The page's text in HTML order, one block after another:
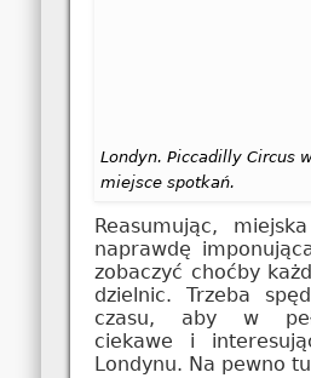
Londyn. Piccadilly Circus
miejsce spotkań.
Reasumując,
naprawdę
zobaczyć choćby
dzielnic. Trzeba
czasu, aby w
ciekawe i
Londynu. Na pewno